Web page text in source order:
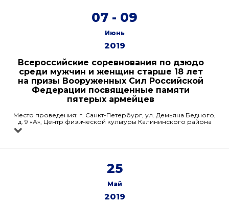
07 - 09
Июнь
2019
Всероссийские соревнования по дзюдо
среди мужчин и женщин старше 18 лет
на призы Вооруженных Сил Российской
Федерации посвященные памяти
пятерых армейцев
Место проведения: г. Санкт-Петербург, ул. Демьяна Бедного,
д. 9 «А», Центр физической культуры Калининского района
25
Май
2019